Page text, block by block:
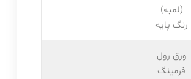
(لمبه)
رنگ پایه
ورق رول
فرمینگ